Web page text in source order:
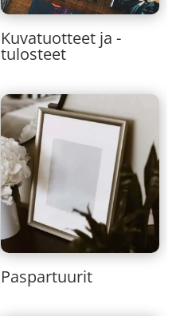
Kuvatuotteet ja -
tulosteet
Paspartuurit